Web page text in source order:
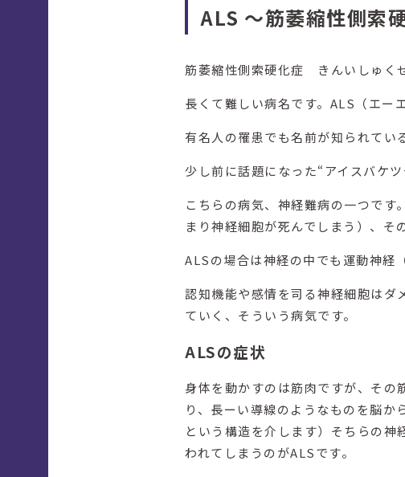
ALS ～筋萎縮性側索
筋萎縮性側索硬化症 きんいしゅく
長くて難しい病名です。ALS（エー
有名人の罹患でも名前が知られてい
少し前に話題になった“アイスバケ
こちらの病気、神経難病の一つです
まり神経細胞が死んでしまう）、そ
ALSの場合は神経の中でも運動神
認知機能や感情を司る神経細胞はダ
ていく、そういう病気です。
ALSの症状
身体を動かすのは筋肉ですが、その
り、長ーい導線のようなものを脳
という構造を介します）そちらの
われてしまうのがALSです。